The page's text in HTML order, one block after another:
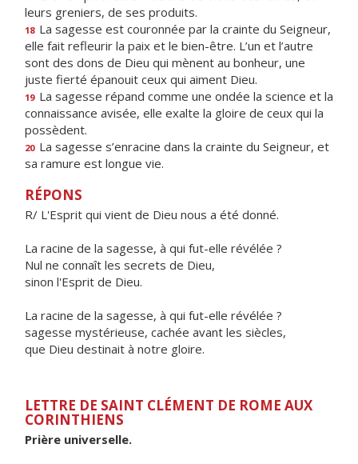
leurs greniers, de ses produits.
18 La sagesse est couronnée par la crainte du Seigneur,
elle fait refleurir la paix et le bien-être. L’un et l’autre
sont des dons de Dieu qui mènent au bonheur, une
juste fierté épanouit ceux qui aiment Dieu.
19 La sagesse répand comme une ondée la science et la
connaissance avisée, elle exalte la gloire de ceux qui la
possèdent.
20 La sagesse s’enracine dans la crainte du Seigneur, et
sa ramure est longue vie.
RÉPONS
R/ L'Esprit qui vient de Dieu nous a été donné.
La racine de la sagesse, à qui fut-elle révélée ?
Nul ne connaît les secrets de Dieu,
sinon l'Esprit de Dieu.
La racine de la sagesse, à qui fut-elle révélée ?
sagesse mystérieuse, cachée avant les siècles,
que Dieu destinait à notre gloire.
LETTRE DE SAINT CLÉMENT DE ROME AUX
CORINTHIENS
Prière universelle.